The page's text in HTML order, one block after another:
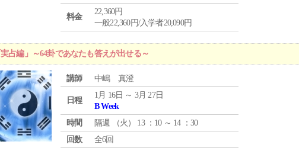
料金
22,360円
一般22,360円/入学者20,090円
占編」～64卦であなたも答えが出せる～
講師 中嶋 真澄
日程
1月 16日 ～ 3月 27日
B Week
時間
隔週 （火 ） 13 ：10 ～ 14 ：30
回数
全6回